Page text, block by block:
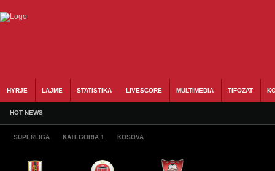
HYRJE LAJME STATISTIKA LIVESCORE MULTIMEDIA TIFOZAT
HOT NEWS
SUPERLIGA KATEGORIA 1 KOSOVA